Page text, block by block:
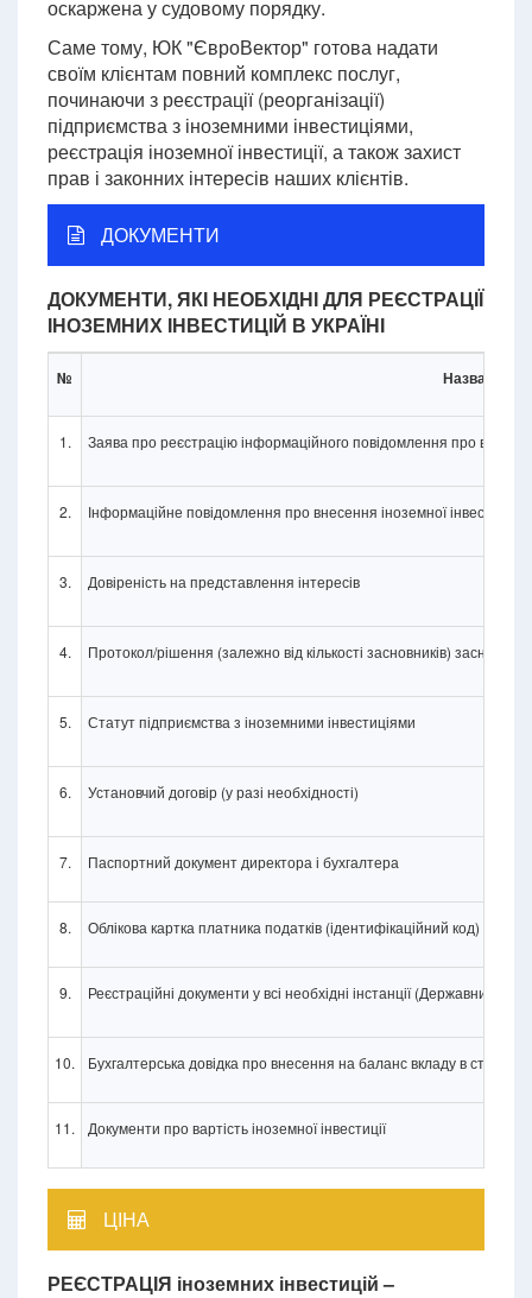
оскаржена у судовому порядку.
Саме тому, ЮК "ЄвроВектор" готова надати
своїм клієнтам повний комплекс послуг,
починаючи з реєстрації (реорганізації)
підприємства з іноземними інвестиціями,
реєстрація іноземної інвестиції, а також захист
прав і законних інтересів наших клієнтів.
ДОКУМЕНТИ
ДОКУМЕНТИ, ЯКІ НЕОБХІДНІ ДЛЯ РЕЄСТРАЦІЇ
ІНОЗЕМНИХ ІНВЕСТИЦІЙ В УКРАЇНІ
№ Назва
1. Заява про реєстрацію інформаційного повідомлення про
2. Інформаційне повідомлення про внесення іноземної інвестиції
3. Довіреність на представлення інтересів
4. Протокол/рішення (залежно від кількості засновників)
5. Статут підприємства з іноземними інвестиціями
6. Установчий договір (у разі необхідності)
7. Паспортний документ директора і бухгалтера
8. Облікова картка платника податків (ідентифікаційний код)
9. Реєстраційні документи у всі необхідні інстанції (Державний
10. Бухгалтерська довідка про внесення на баланс вкладу в
11. Документи про вартість іноземної інвестиції
ЦІНА
РЕЄСТРАЦІЯ іноземних інвестицій –